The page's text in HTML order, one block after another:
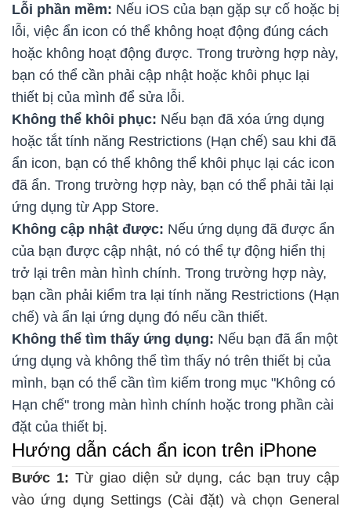
Lỗi phần mềm: Nếu iOS của bạn gặp sự cố hoặc bị
lỗi, việc ẩn icon có thể không hoạt động đúng cách
hoặc không hoạt động được. Trong trường hợp này,
bạn có thể cần phải cập nhật hoặc khôi phục lại
thiết bị của mình để sửa lỗi.
Không thể khôi phục: Nếu bạn đã xóa ứng dụng
hoặc tắt tính năng Restrictions (Hạn chế) sau khi đã
ẩn icon, bạn có thể không thể khôi phục lại các icon
đã ẩn. Trong trường hợp này, bạn có thể phải tải lại
ứng dụng từ App Store.
Không cập nhật được: Nếu ứng dụng đã được ẩn
của bạn được cập nhật, nó có thể tự động hiển thị
trở lại trên màn hình chính. Trong trường hợp này,
bạn cần phải kiểm tra lại tính năng Restrictions (Hạn
chế) và ẩn lại ứng dụng đó nếu cần thiết.
Không thể tìm thấy ứng dụng: Nếu bạn đã ẩn một
ứng dụng và không thể tìm thấy nó trên thiết bị của
mình, bạn có thể cần tìm kiếm trong mục "Không có
Hạn chế" trong màn hình chính hoặc trong phần cài
đặt của thiết bị.
Hướng dẫn cách ẩn icon trên iPhone
Bước 1: Từ giao diện sử dụng, các bạn truy cập
vào ứng dụng Settings (Cài đặt) và chọn General